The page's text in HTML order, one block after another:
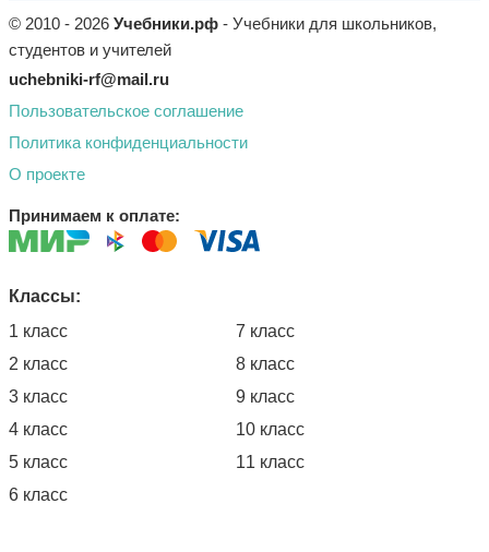
© 2010 - 2026 Учебники.рф - Учебники для школьников,
студентов и учителей
uchebniki-rf@mail.ru
Пользовательское соглашение
Политика конфиденциальности
О проекте
Принимаем к оплате:
Классы:
1 класс
2 класс
3 класс
4 класс
5 класс
6 класс
7 класс
8 класс
9 класс
10 класс
11 класс